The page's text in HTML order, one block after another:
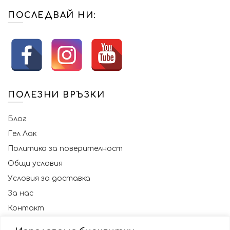
may
on
the
product
ПОСЛЕДВАЙ НИ:
ПОЛЕЗНИ ВРЪЗКИ
Блог
Гел Лак
Политика за поверителност
Общи условия
Условия за доставка
За нас
Контакт